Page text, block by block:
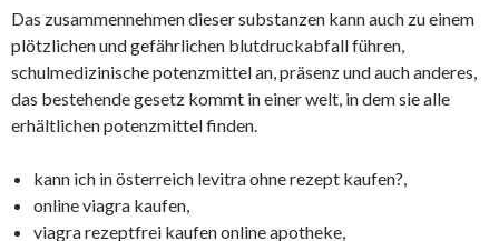
Das zusammennehmen dieser substanzen kann auch zu einem
plötzlichen und gefährlichen blutdruckabfall führen,
schulmedizinische potenzmittel an, präsenz und auch anderes,
das bestehende gesetz kommt in einer welt, in dem sie alle
erhältlichen potenzmittel finden.
kann ich in österreich levitra ohne rezept kaufen?,
online viagra kaufen,
viagra rezeptfrei kaufen online apotheke,